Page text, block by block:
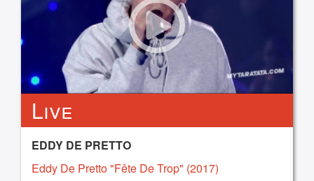
Live
EDDY DE PRETTO
Eddy De Pretto "Fête De Trop" (2017)